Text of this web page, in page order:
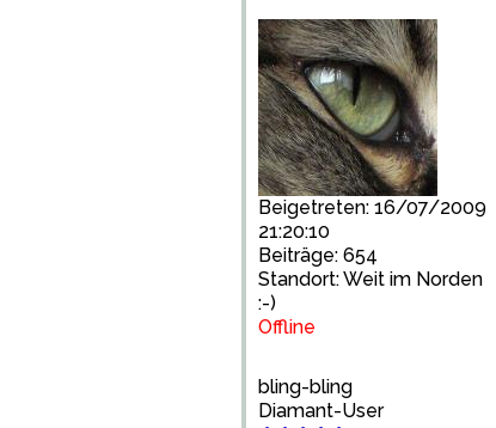
Beigetreten: 16/07/2009
21:20:10
Beiträge: 654
Standort: Weit im Norden
:-)
Offline
bling-bling
Diamant-User